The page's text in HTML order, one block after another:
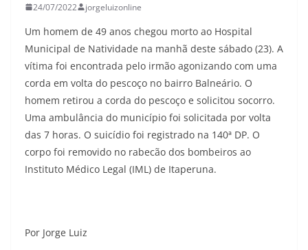
24/07/2022 jorgeluizonline
Um homem de 49 anos chegou morto ao Hospital
Municipal de Natividade na manhã deste sábado (23). A
vítima foi encontrada pelo irmão agonizando com uma
corda em volta do pescoço no bairro Balneário. O
homem retirou a corda do pescoço e solicitou socorro.
Uma ambulância do município foi solicitada por volta
das 7 horas. O suicídio foi registrado na 140ª DP. O
corpo foi removido no rabecão dos bombeiros ao
Instituto Médico Legal (IML) de Itaperuna.
Por Jorge Luiz